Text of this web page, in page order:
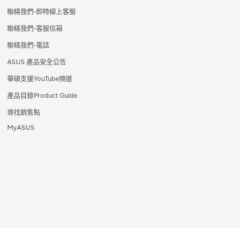
聯絡我們-即時線上客服
聯絡我們-客服信箱
聯絡我們-電話
ASUS 產品安全公告
華碩支援YouTube頻道
產品目錄Product Guide
尋找銷售點
MyASUS